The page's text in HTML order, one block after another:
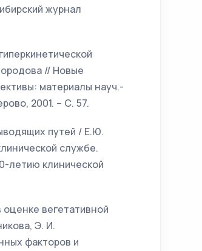
журнал
// Новые
материалы науч.-
2001. – С. 57.
путей / Е.Ю.
службе.
летию клинической
вегетативной
Э. И.
факторов и